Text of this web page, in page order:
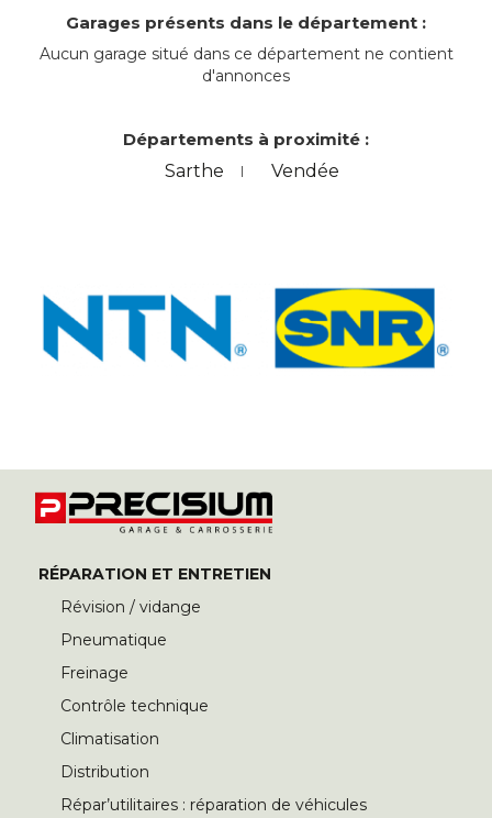
Garages présents dans le département :
Aucun garage situé dans ce département ne contient
d'annonces
Départements à proximité :
Sarthe
Vendée
RÉPARATION ET ENTRETIEN
Révision / vidange
Pneumatique
Freinage
Contrôle technique
Climatisation
Distribution
Répar’utilitaires : réparation de véhicules